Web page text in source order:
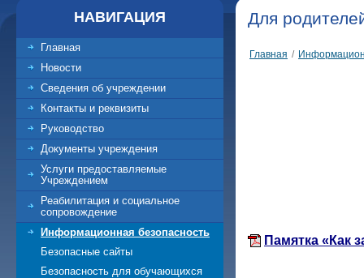
НАВИГАЦИЯ
Главная
Новости
Сведения об учреждении
Контакты и реквизиты
Руководство
Документы учреждения
Услуги предоставляемые
Учреждением
Реабилитация и социальное
сопровождение
Информационная безопасность
Безопасные сайты
Безопасность для обучающихся
Для
Главная /
Памятка «Как